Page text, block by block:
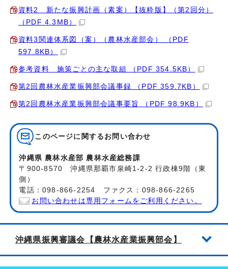
資料2 新たな振興計画（素案）【抜粋版】（第2回分）
（PDF 4.3MB）
資料3関連体系図（案）（農林水産部会） （PDF
597.8KB）
参考資料 施策ごとの主な取組 （PDF 354.5KB）
第2回農林水産業振興部会議事録 （PDF 359.7KB）
第2回農林水産業振興部会議事要旨 （PDF 98.9KB）
このページに関する お問い合わせ
沖縄県 農林水産部 農林水産総務課
〒900-8570 沖縄県那覇市泉崎1-2-2 行政棟9階（東
側）
電話：098-866-2254 ファクス：098-866-2265
お問い合わせは専用フォームをご利用ください。
沖縄県振興審議会【農林水産業振興部会】